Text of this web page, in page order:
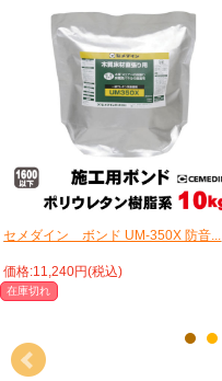
セメダイン ボンド UM-350X 防音...
価格:11,240円(税込)
在庫切れ